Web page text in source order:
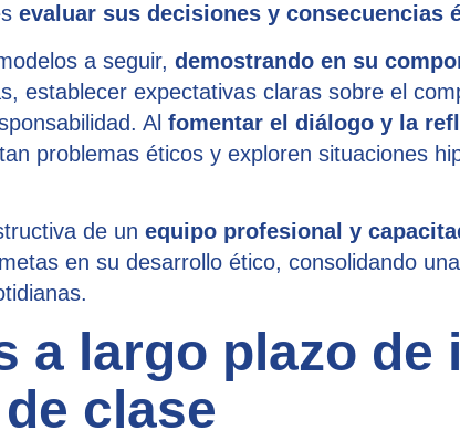
evaluar sus decisiones y consecuencias
a seguir, demostrando en su
establecer expectativas claras sobre el
Al fomentar el diálogo y la
problemas éticos y exploren situaciones
de un equipo profesional y
en su desarrollo ético, consolidando una
a largo plazo de
clase